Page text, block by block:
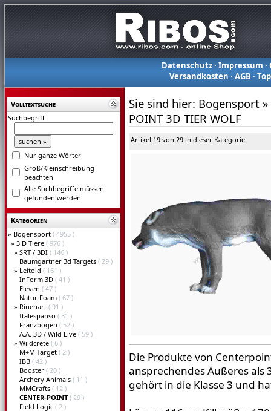
Datenschutz· Impressum ·
Versandkosten ·AGB ·
Volltextsuche
Suchbegriff
Nur ganze Wörter
Groß/Kleinschreibung
beachten
Alle Suchbegriffe müssen
gefunden werden
Kategorien
» Bogensport ( 4955 )
» 3 D Tiere ( 976 )
» SRT / 3DI ( 146 )
Baumgartner 3d Targets ( 29 )
» Leitold ( 161 )
InForm 3D ( 41 )
Eleven ( 47 )
Natur Foam ( 67 )
» Rinehart ( 91 )
Italespanso ( 31 )
Franzbogen ( 52 )
A.A. 3D / Wild Live ( 59 )
» Wildcrete ( 6 )
M+M Target ( 2 )
IBB ( 42 )
Booster ( 20 )
Archery Animals ( 11 )
MMCrafts ( 12 )
CENTER-POINT ( 29 )
Field Logic ( 2 )
Sie sind hier: Bogensport »
POINT 3D TIER WOLF
Artikel 19 von 29 in dieser Kategorie
Die Produkte von
ansprechendes Äußeres als
gehört in die Klasse 3 und